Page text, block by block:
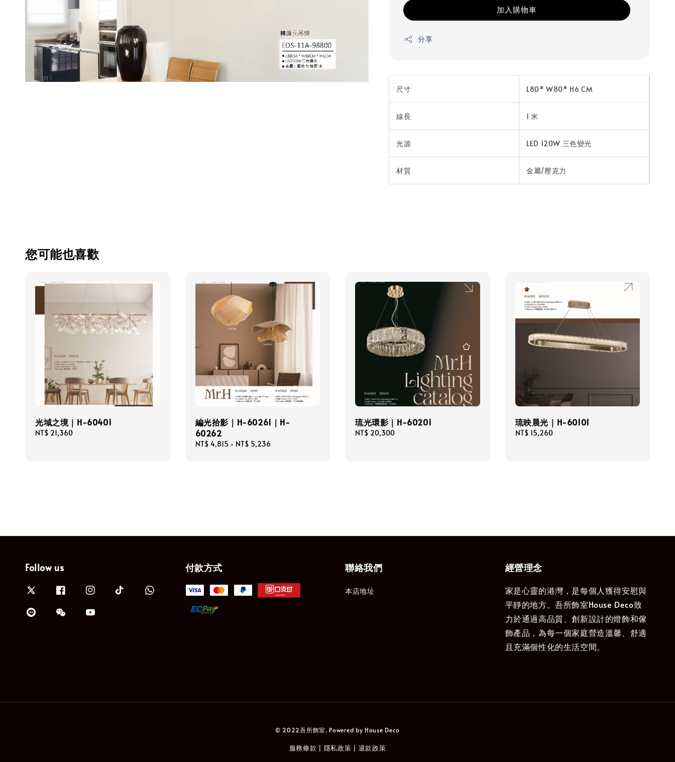
加入購物車
分享
尺寸 L80* W80* H6 CM
線長 1 米
光源 LED 120W 三色變光
材質 金屬/壓克力
您可能也喜歡
光域之境｜H-60401
Regular
NT$ 21,360
編光拾影｜H-60261｜H-
60262
Regular
NT$ 4,815 - NT$ 5,236
琉光環影｜H-60201
Regular
NT$ 20,300
琉映晨光｜H-60101
Regular
NT$ 15,260
Follow us 付款方式 聯絡我們
本店地址
經營理念
家是心靈的港灣，是每個人獲得安慰與
平靜的地方。吾所飾室House Deco致
力於通過高品質、創新設計的燈飾和傢
飾產品，為每一個家庭營造溫馨、舒適
且充滿個性化的生活空間。
© 2022吾所飾室. Powered by House Deco
服務條款 隱私政策 退款政策